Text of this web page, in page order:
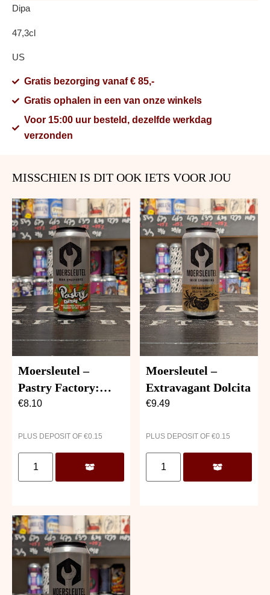
Dipa
47,3cl
US
Gratis bezorging vanaf € 85,-
Gratis ophalen in een van onze winkels
Voor 15:00 uur besteld, dezelfde werkdag
verzonden
MISSCHIEN IS DIT OOK IETS VOOR JOU
Moersleutel –
Pastry Factory:
Maple Bourbon
€8.10
PLUS DEPOSIT OF €0.15
Moersleutel –
Extravagant Dolcita
€9.49
PLUS DEPOSIT OF €0.15